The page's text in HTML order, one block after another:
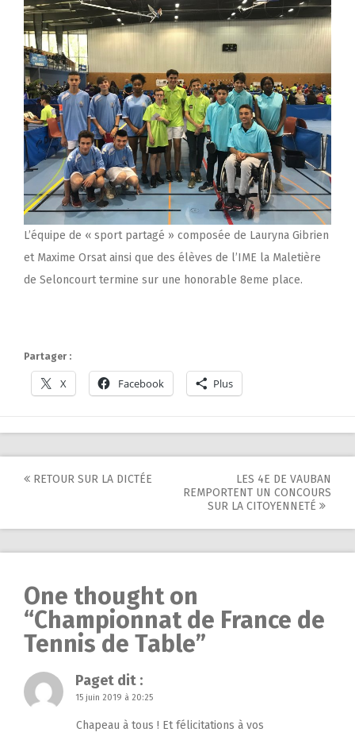
L’équipe de « sport partagé » composée de Lauryna Gibrien
et Maxime Orsat ainsi que des élèves de l’IME la Maletière
de Seloncourt termine sur une honorable 8eme place.
Partager :
X Facebook Plus
Post
RETOUR SUR LA DICTÉE
LES 4E DE VAUBAN
REMPORTENT UN CONCOURS
SUR LA CITOYENNETÉ
One thought on
“Championnat de France de
Tennis de Table”
Paget dit :
15 juin 2019 à 20:25
Chapeau à tous ! Et félicitations à vos